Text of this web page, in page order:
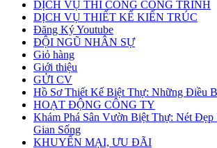
DỊCH VỤ THI CÔNG CÔNG TRÌNH
DỊCH VỤ THIẾT KẾ KIẾN TRÚC
Đăng Ký Youtube
ĐỘI NGŨ NHÂN SỰ
Giỏ hàng
Giới thiệu
GỬI CV
Hồ Sơ Thiết Kế Biệt Thự: Những Điều
HOẠT ĐỘNG CÔNG TY
Khám Phá Sân Vườn Biệt Thự: Nét Đẹp
Gian Sống
KHUYẾN MẠI, ƯU ĐÃI